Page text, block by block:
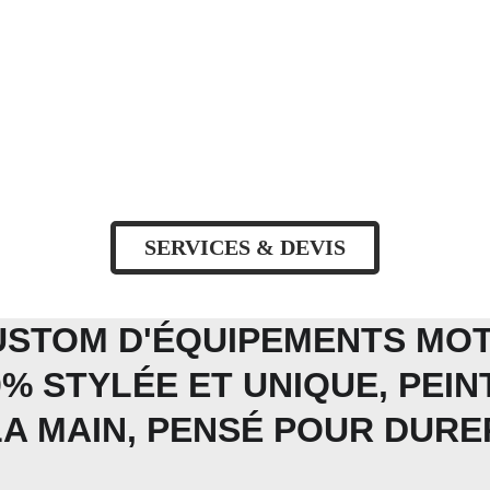
D'ÉQUIPEMENTS
STYLÉE ET UNIQUE,
MAIN, PENSÉ POUR
SERVICES & DEVIS